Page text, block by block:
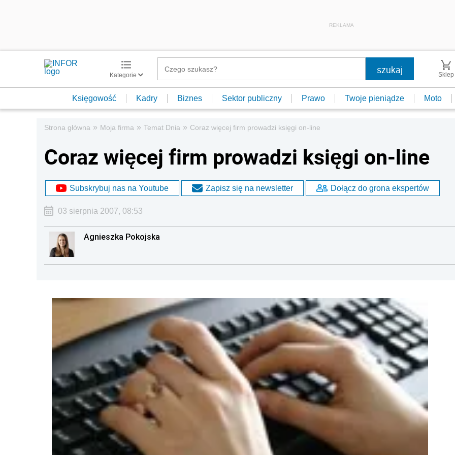
REKLAMA
Kategorie Sklep
Księgowość Kadry Biznes Sektor publiczny Prawo Twoje pieniądze Moto
Strona główna » Moja firma » Temat Dnia » Coraz więcej firm prowadzi księgi on-line
Coraz więcej firm prowadzi księgi on-line
Subskrybuj nas na Youtube Zapisz się na newsletter Dołącz do grona ekspertów
03 sierpnia 2007, 08:53
Agnieszka Pokojska